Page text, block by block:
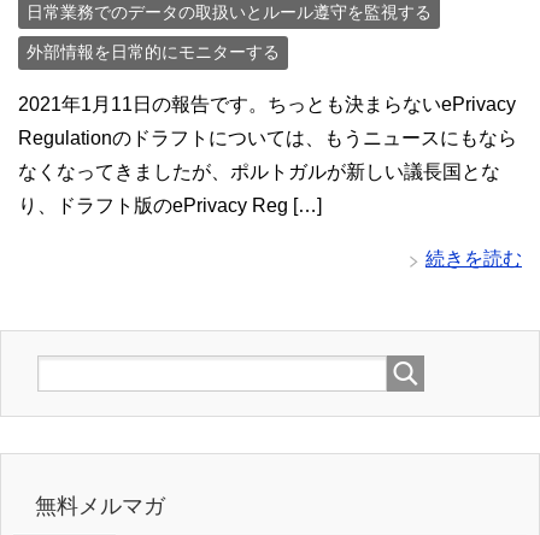
日常業務でのデータの取扱いとルール遵守を監視する
外部情報を日常的にモニターする
2021年1月11日の報告です。ちっとも決まらないePrivacy
Regulationのドラフトについては、もうニュースにもなら
なくなってきましたが、ポルトガルが新しい議長国とな
り、ドラフト版のePrivacy Reg […]
続きを読む
無料メルマガ